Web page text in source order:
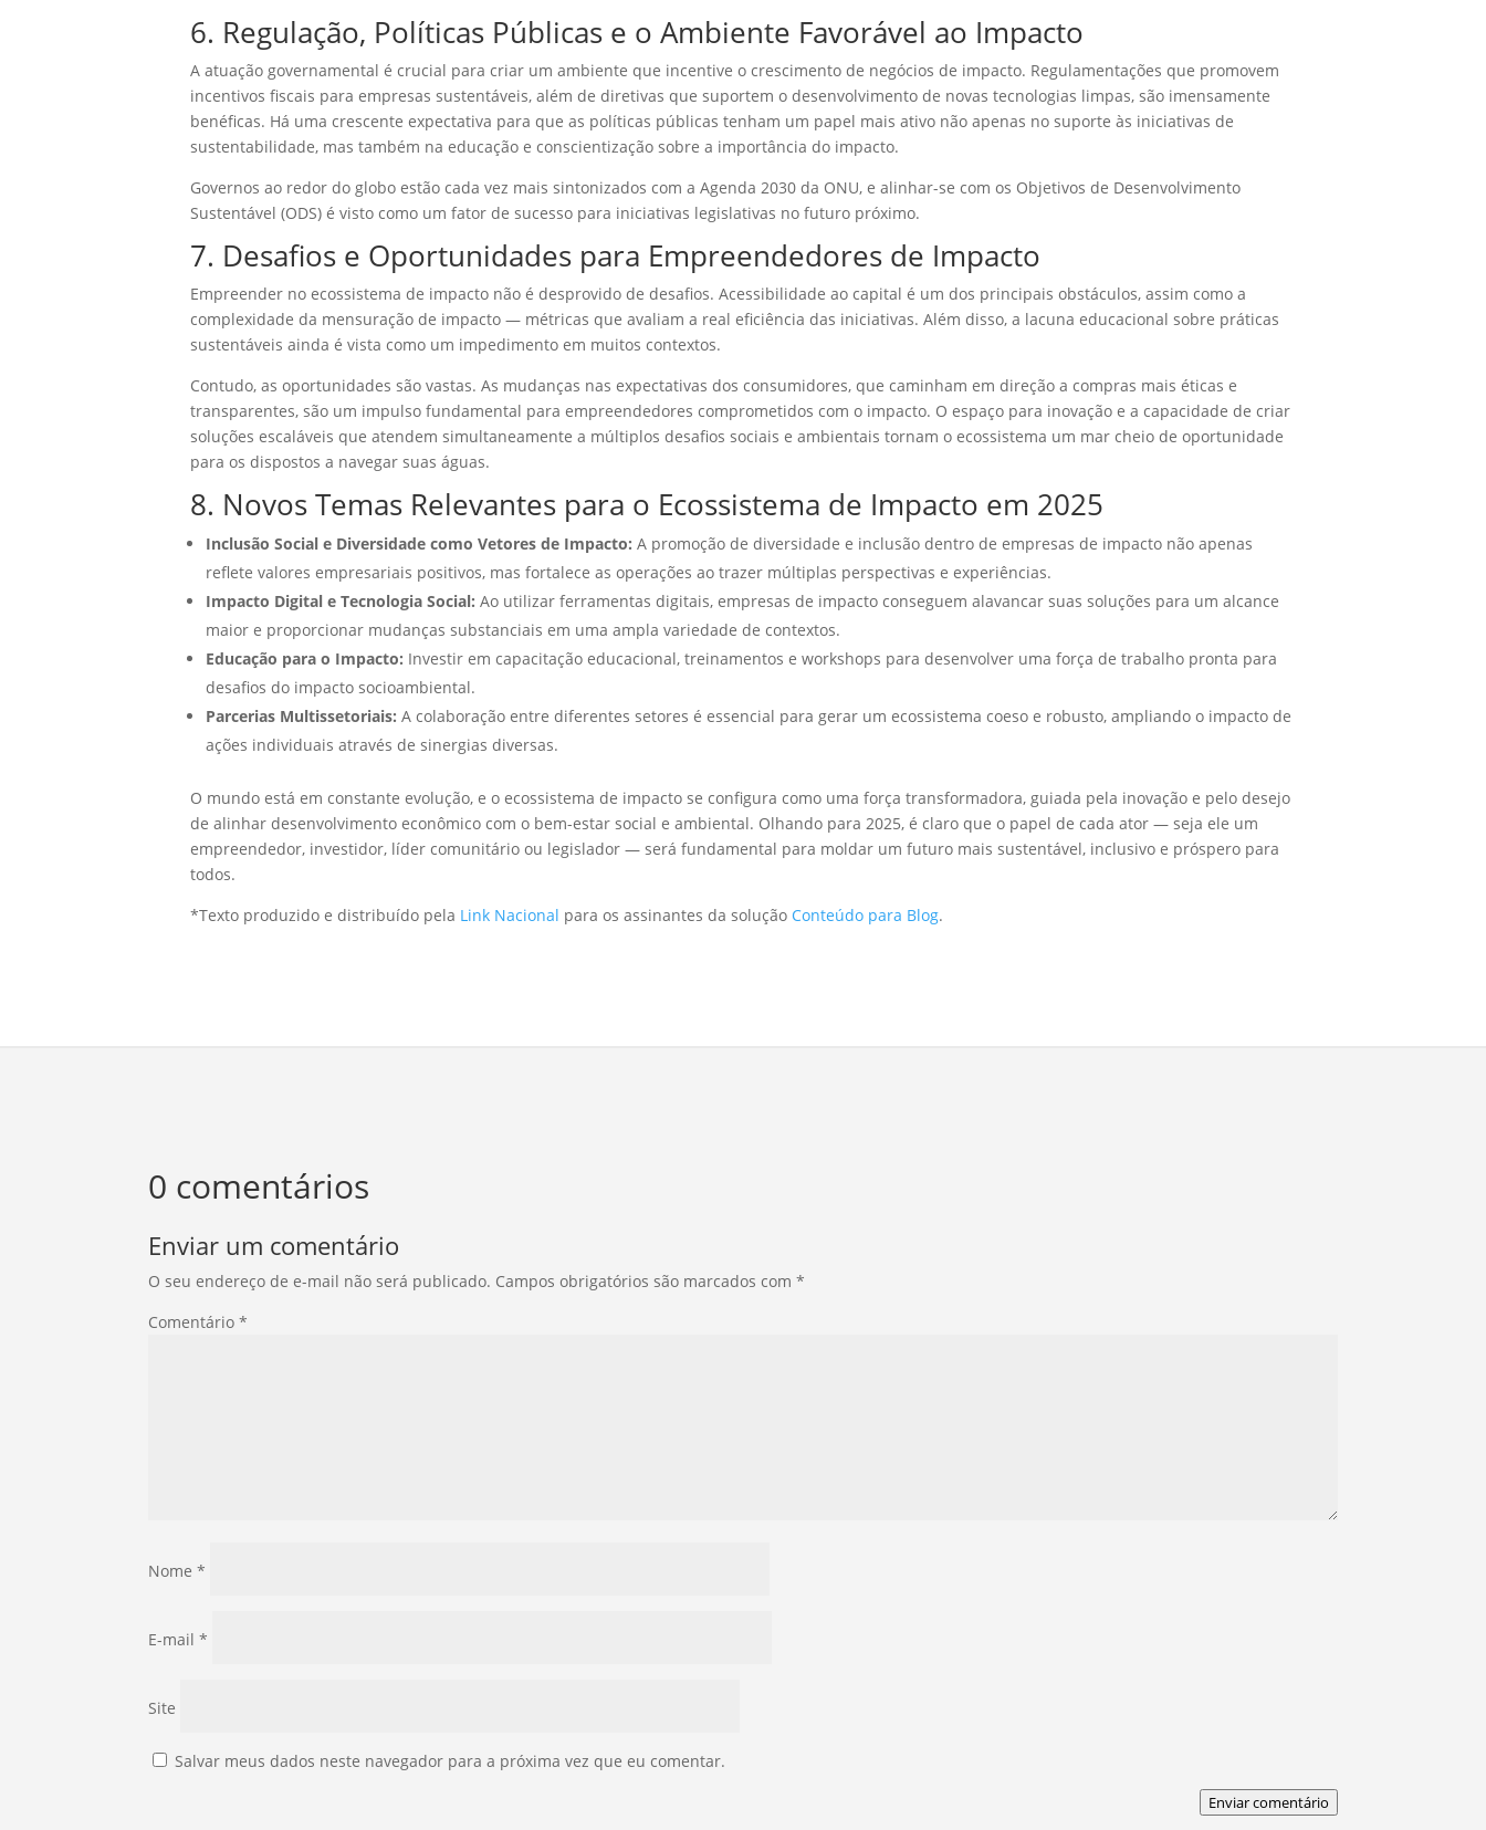
6. Regulação, Políticas Públicas e o Ambiente Favorável ao Impacto
A atuação governamental é crucial para criar um ambiente que incentive o crescimento de negócios de impacto. Regulamentações que promovem
incentivos fiscais para empresas sustentáveis, além de diretivas que suportem o desenvolvimento de novas tecnologias limpas, são imensamente
benéficas. Há uma crescente expectativa para que as políticas públicas tenham um papel mais ativo não apenas no suporte às iniciativas de
sustentabilidade, mas também na educação e conscientização sobre a importância do impacto.
Governos ao redor do globo estão cada vez mais sintonizados com a Agenda 2030 da ONU, e alinhar-se com os Objetivos de Desenvolvimento
Sustentável (ODS) é visto como um fator de sucesso para iniciativas legislativas no futuro próximo.
7. Desafios e Oportunidades para Empreendedores de Impacto
Empreender no ecossistema de impacto não é desprovido de desafios. Acessibilidade ao capital é um dos principais obstáculos, assim como a
complexidade da mensuração de impacto — métricas que avaliam a real eficiência das iniciativas. Além disso, a lacuna educacional sobre práticas
sustentáveis ainda é vista como um impedimento em muitos contextos.
Contudo, as oportunidades são vastas. As mudanças nas expectativas dos consumidores, que caminham em direção a compras mais éticas e
transparentes, são um impulso fundamental para empreendedores comprometidos com o impacto. O espaço para inovação e a capacidade de criar
soluções escaláveis que atendem simultaneamente a múltiplos desafios sociais e ambientais tornam o ecossistema um mar cheio de oportunidade
para os dispostos a navegar suas águas.
8. Novos Temas Relevantes para o Ecossistema de Impacto em 2025
Inclusão Social e Diversidade como Vetores de Impacto: A promoção de diversidade e inclusão dentro de empresas de impacto não apenas
reflete valores empresariais positivos, mas fortalece as operações ao trazer múltiplas perspectivas e experiências.
Impacto Digital e Tecnologia Social: Ao utilizar ferramentas digitais, empresas de impacto conseguem alavancar suas soluções para um alcance
maior e proporcionar mudanças substanciais em uma ampla variedade de contextos.
Educação para o Impacto: Investir em capacitação educacional, treinamentos e workshops para desenvolver uma força de trabalho pronta para
desafios do impacto socioambiental.
Parcerias Multissetoriais: A colaboração entre diferentes setores é essencial para gerar um ecossistema coeso e robusto, ampliando o impacto de
ações individuais através de sinergias diversas.
O mundo está em constante evolução, e o ecossistema de impacto se configura como uma força transformadora, guiada pela inovação e pelo desejo
de alinhar desenvolvimento econômico com o bem-estar social e ambiental. Olhando para 2025, é claro que o papel de cada ator — seja ele um
empreendedor, investidor, líder comunitário ou legislador — será fundamental para moldar um futuro mais sustentável, inclusivo e próspero para
todos.
*Texto produzido e distribuído pela Link Nacional para os assinantes da solução Conteúdo para Blog.
0 comentários
Enviar um comentário
O seu endereço de e-mail não será publicado. Campos obrigatórios são marcados com*
Comentário*
Nome*
E-mail*
Site
Salvar meus dados neste navegador para a próxima vez que eu comentar.
Enviar comentário